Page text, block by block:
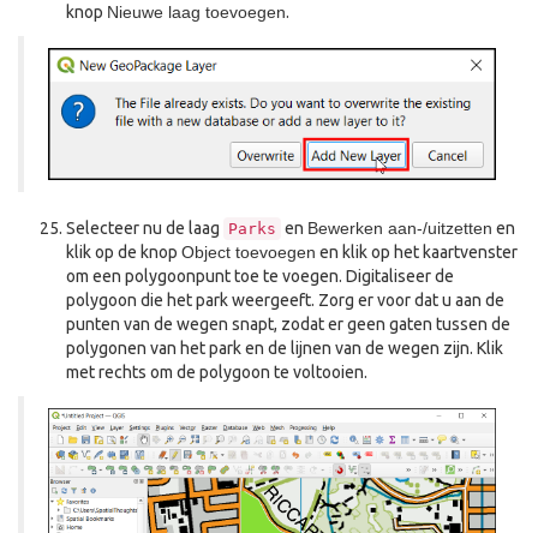
knop Nieuwe laag toevoegen.
Selecteer nu de laag Parks en Bewerken aan-/uitzetten en
klik op de knop Object toevoegen en klik op het kaartvenster
om een polygoonpunt toe te voegen. Digitaliseer de
polygoon die het park weergeeft. Zorg er voor dat u aan de
punten van de wegen snapt, zodat er geen gaten tussen de
polygonen van het park en de lijnen van de wegen zijn. Klik
met rechts om de polygoon te voltooien.